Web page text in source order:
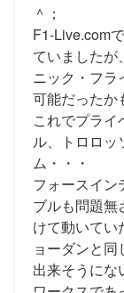
＾；
F1-Live.com
ていましたが、
ニック・フラ
可能だったか
これでプラ
ル、トロロッ
ム・・・
フォースイン
ブルも問題無
けて動いてい
ョーダンと
出来そうにな